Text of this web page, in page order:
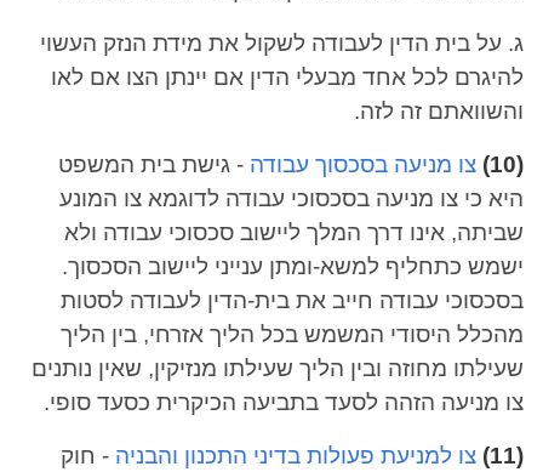
ג. על בית הדין לעבודה לשקול את מידת הנזק העשוי
להיגרם לכל אחד מבעלי הדין אם יינתן הצו אם לאו
והשוואתם זה לזה.
(10) צו מניעה בסכסוך עבודה - גישת בית המשפט
היא כי צו מניעה בסכסוכי עבודה לדוגמא צו המונע
שביתה, אינו דרך המלך ליישוב סכסוכי עבודה ולא
ישמש כתחליף למשא-ומתן ענייני ליישוב הסכסוך.
בסכסוכי עבודה חייב את בית-הדין לעבודה לסטות
מהכלל היסודי המשמש בכל הליך אזרחי, בין הליך
שעילתו מחוזה ובין הליך שעילתו מנזיקין, שאין נותנים
צו מניעה הזהה לסעד בתביעה הכיקרית כסעד סופי.
(11) צו למניעת פעולות בדיני התכנון והבניה - חוק